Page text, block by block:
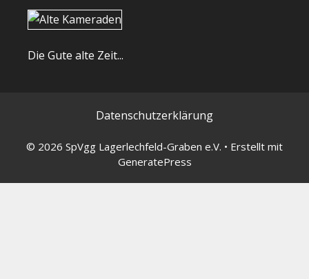
Die Gute alte Zeit...
Datenschutzerklärung
© 2026 SpVgg Lagerlechfeld-Graben e.V. • Erstellt mit
GeneratePress